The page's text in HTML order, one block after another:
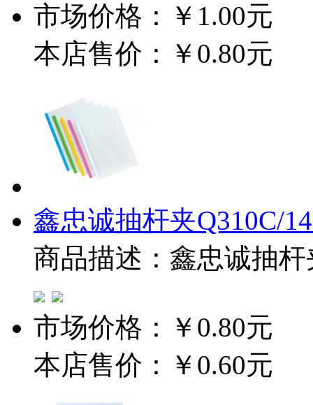
市场价格：
￥1.00元
本店售价：
￥0.80元
鑫忠诚抽杆夹Q310C/
商品描述：鑫忠诚抽杆
市场价格：
￥0.80元
本店售价：
￥0.60元